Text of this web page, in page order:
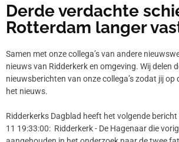
Derde verdachte
Rotterdam langer
Samen met onze collega’s van andere
nieuws van Ridderkerk en omgeving. Wij delen
nieuwsberichten van onze collega’s zodat jij op
het nieuws.
Ridderkerks Dagblad heeft het volgende
11 19:33:00: Ridderkerk - De Hagenaar die